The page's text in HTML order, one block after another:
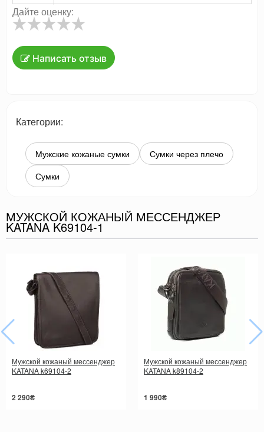
Дайте оценку:
Написать отзыв
Категории:
Мужские кожаные сумки
Сумки через плечо
Сумки
МУЖСКОЙ КОЖАНЫЙ МЕССЕНДЖЕР
KATANA K69104-1
Мужской кожаный мессенджер
KATANA k69104-2
2 290₴
Мужской кожаный мессенджер
KATANA k89104-2
1 990₴